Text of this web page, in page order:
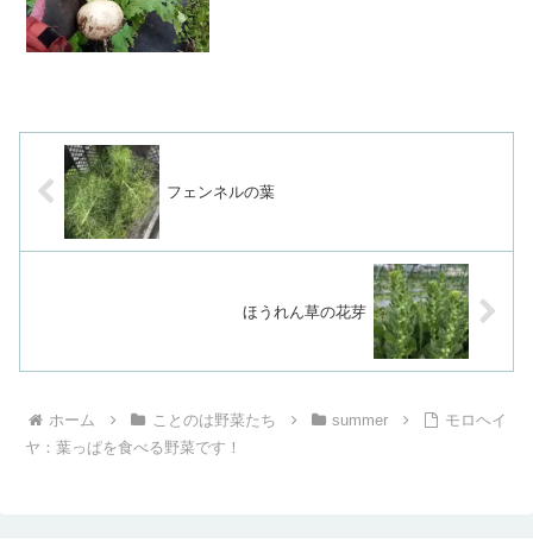
フェンネルの葉
ほうれん草の花芽
ホーム ことのは野菜たち summer
モロヘイ
ヤ：葉っぱを食べる野菜です！